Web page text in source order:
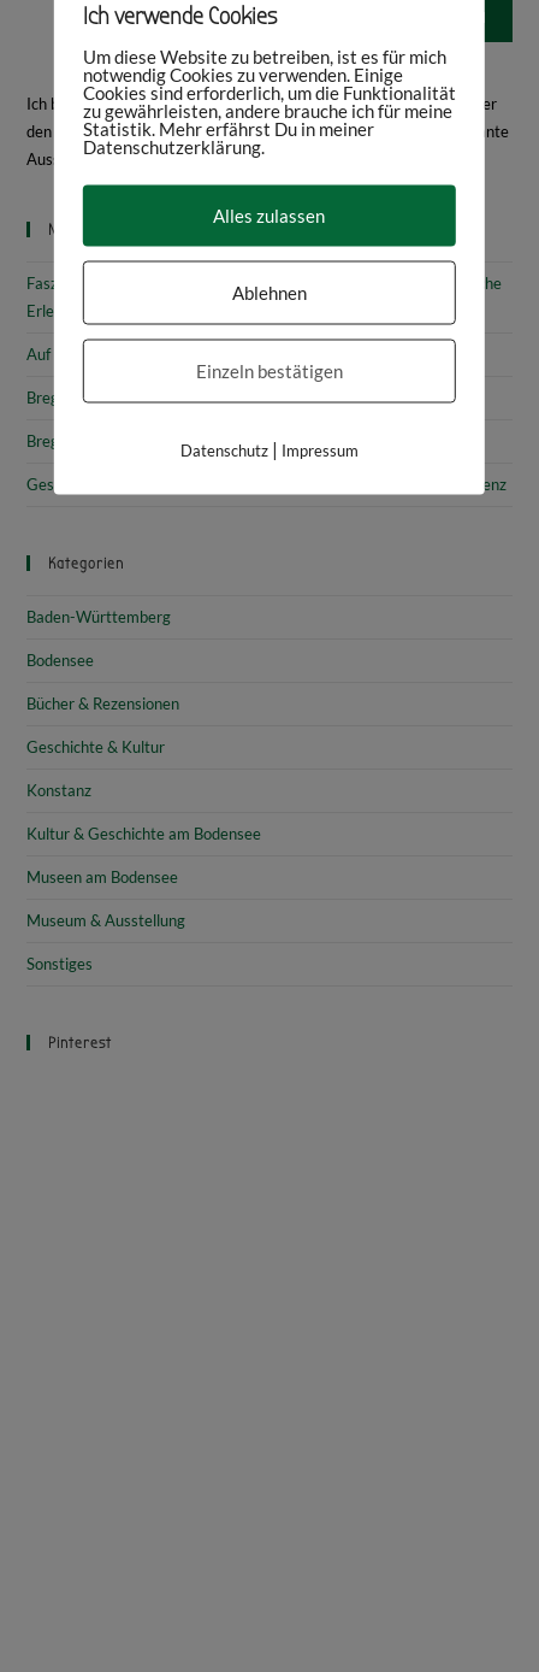
Ich bin Daniela Frey, Historikerin und Texterin. Hier schreibe ich über
den Bodensee, Geschichte, Kultur, spannende Bücher und interessante
Ausstellungen.Mehr über mich
Neueste Beiträge
Faszinierende Geschichte & fantastische Kunst: 10 (kunst)historische
Erlebnisse am Bodensee
Auf den Spuren von Annette von Droste-Hülshoff in Meersburg
Bregenz: Kirchen, Kapellen & Kultur
Bregenz: Stadtgeschichte & Sehenswürdigkeiten
Gesammelte Schätze Vorarlbergs: Das vorarlberg museum in Bregenz
Kategorien
Baden-Württemberg
Bodensee
Bücher & Rezensionen
Geschichte & Kultur
Konstanz
Kultur & Geschichte am Bodensee
Museen am Bodensee
Museum & Ausstellung
Sonstiges
Pinterest
Ich verwende Cookies
Um diese Website zu betreiben, ist es für mich
notwendig Cookies zu verwenden. Einige
Cookies sind erforderlich, um die Funktionalität
zu gewährleisten, andere brauche ich für meine
Statistik. Mehr erfährst Du in meiner
Datenschutzerklärung.
Alles zulassen
Ablehnen
Einzeln bestätigen
Datenschutz| Impressum